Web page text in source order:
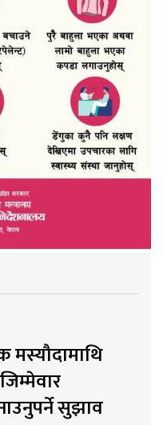
मस्यौदामाथि
सुझाव